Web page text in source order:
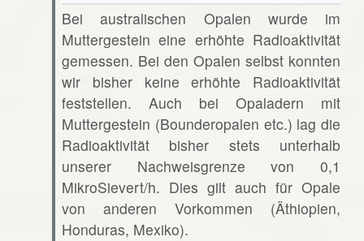
Bei australischen Opalen wurde im
Muttergestein eine erhöhte Radioaktivität
gemessen. Bei den Opalen selbst konnten
wir bisher keine erhöhte Radioaktivität
feststellen. Auch bei Opaladern mit
Muttergestein (Bounderopalen etc.) lag die
Radioaktivität bisher stets unterhalb
unserer Nachweisgrenze von 0,1
MikroSievert/h. Dies gilt auch für Opale
von anderen Vorkommen (Äthiopien,
Honduras, Mexiko).